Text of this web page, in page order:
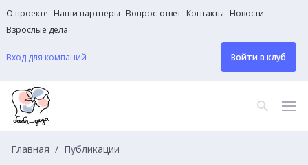
О проекте Наши партнеры Вопрос-ответ Контакты Новости
Взрослые дела
Вход для компаний Войти в клуб
Главная Публикации